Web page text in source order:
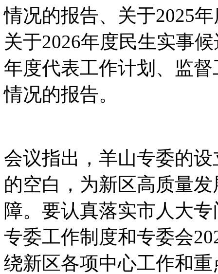
情况的报告、关于2025
关于2026年度民生实事
年度代表工作计划、监
情况的报告。
会议指出，羊山专委的
的空白，为新区高质量
障。要认真落实市人大
专委工作制度和专委会
绕新区各项中心工作和